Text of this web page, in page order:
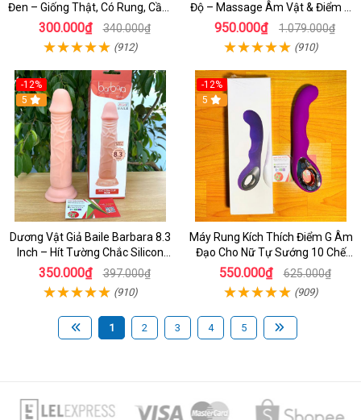
Đen – Giống Thật, Có Rung, Cầm
Tay Giá Rẻ
300.000₫ 340.000₫
(912)
Độ – Massage Âm Vật & Điểm G
Cực Phê Cho Nữ
950.000₫ 1.079.000₫
(910)
-12%
5
Dương Vật Giả Baile Barbara 8.3
Inch – Hít Tường Chắc Silicon
Giống Thật Cực Phê Cho Nữ Giới
350.000₫ 397.000₫
(910)
-12%
5
Máy Rung Kích Thích Điểm G Âm
Đạo Cho Nữ Tự Sướng 10 Chế
Độ Rung
550.000₫ 625.000₫
(909)
1 2 3 4 5